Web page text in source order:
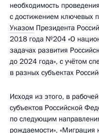
необходимость
с достижением ключевых
Указом Президента
2018 года №204 «О
задачах развития
до 2024 года», с учётом
в разных субъектах
Исходя из этого, в
субъектов Российской
по следующим
рождаемости», «Миграция